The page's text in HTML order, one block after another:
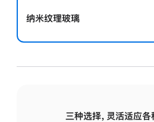
纳米纹理玻璃
三种选择，灵活适应各